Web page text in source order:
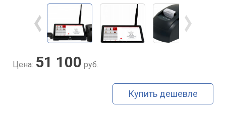
Купить дешевле
Цена: 51 100 руб.